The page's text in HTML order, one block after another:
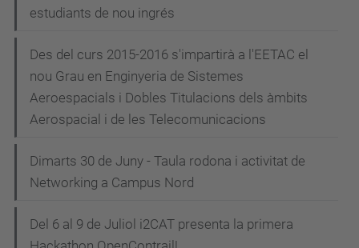
estudiants de nou ingrés
Des del curs 2015-2016 s'impartirà a l'EETAC el
nou Grau en Enginyeria de Sistemes
Aeroespacials i Dobles Titulacions dels àmbits
Aerospacial i de les Telecomunicacions
Dimarts 30 de Juny - Taula rodona i activitat de
Networking a Campus Nord
Del 6 al 9 de Juliol i2CAT presenta la primera